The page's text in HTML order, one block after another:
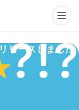
リースしました